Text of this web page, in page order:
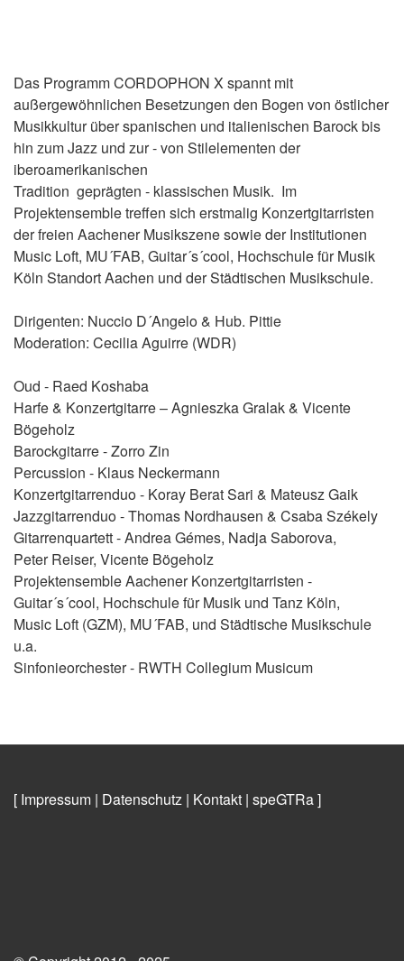
Das Programm CORDOPHON X spannt mit
außergewöhnlichen Besetzungen den Bogen von östlicher
Musikkultur über spanischen und italienischen Barock bis
hin zum Jazz und zur - von Stilelementen der
iberoamerikanischen
Tradition geprägten - klassischen Musik. Im
Projektensemble treffen sich erstmalig Konzertgitarristen
der freien Aachener Musikszene sowie der Institutionen
Music Loft, MU´FAB, Guitar´s´cool, Hochschule für Musik
Köln Standort Aachen und der Städtischen Musikschule.
Dirigenten: Nuccio D´Angelo & Hub. Pittie
Moderation: Cecilia Aguirre (WDR)
Oud - Raed Koshaba
Harfe & Konzertgitarre – Agnieszka Gralak & Vicente
Bögeholz
Barockgitarre - Zorro Zin
Percussion - Klaus Neckermann
Konzertgitarrenduo - Koray Berat Sari & Mateusz Gaik
Jazzgitarrenduo - Thomas Nordhausen & Csaba Székely
Gitarrenquartett - Andrea Gémes, Nadja Saborova,
Peter Reiser, Vicente Bögeholz
Projektensemble Aachener Konzertgitarristen -
Guitar´s´cool, Hochschule für Musik und Tanz Köln,
Music Loft (GZM), MU´FAB, und Städtische Musikschule
u.a.
Sinfonieorchester - RWTH Collegium Musicum
[ Impressum | Datenschutz | Kontakt | speGTRa]